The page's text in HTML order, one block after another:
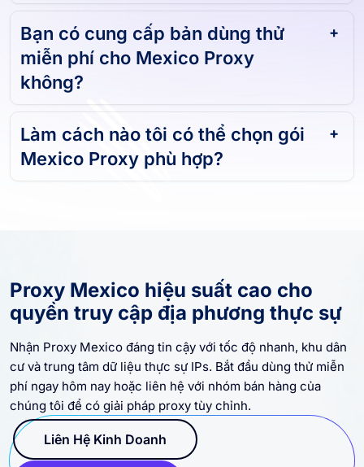
Bạn có cung cấp bản dùng thử
miễn phí cho Mexico Proxy
không?
Làm cách nào tôi có thể chọn gói
Mexico Proxy phù hợp?
Proxy Mexico hiệu suất cao cho
quyền truy cập địa phương thực sự
Nhận Proxy Mexico đáng tin cậy với tốc độ nhanh, khu dân
cư và trung tâm dữ liệu thực sự IPs. Bắt đầu dùng thử miễn
phí ngay hôm nay hoặc liên hệ với nhóm bán hàng của
chúng tôi để có giải pháp proxy tùy chỉnh.
Liên Hệ Kinh Doanh